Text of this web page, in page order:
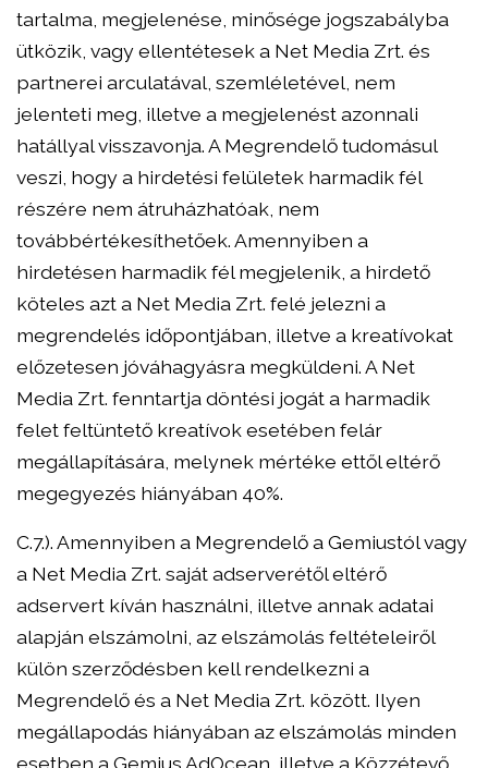
tartalma, megjelenése, minősége jogszabályba
ütközik, vagy ellentétesek a Net Media Zrt. és
partnerei arculatával, szemléletével, nem
jelenteti meg, illetve a megjelenést azonnali
hatállyal visszavonja. A Megrendelő tudomásul
veszi, hogy a hirdetési felületek harmadik fél
részére nem átruházhatóak, nem
továbbértékesíthetőek. Amennyiben a
hirdetésen harmadik fél megjelenik, a hirdető
köteles azt a Net Media Zrt. felé jelezni a
megrendelés időpontjában, illetve a kreatívokat
előzetesen jóváhagyásra megküldeni. A Net
Media Zrt. fenntartja döntési jogát a harmadik
felet feltüntető kreatívok esetében felár
megállapítására, melynek mértéke ettől eltérő
megegyezés hiányában 40%.
C.7.). Amennyiben a Megrendelő a Gemiustól vagy
a Net Media Zrt. saját adserverétől eltérő
adservert kíván használni, illetve annak adatai
alapján elszámolni, az elszámolás feltételeiről
külön szerződésben kell rendelkezni a
Megrendelő és a Net Media Zrt. között. Ilyen
megállapodás hiányában az elszámolás minden
esetben a Gemius AdOcean, illetve a Közzétevő